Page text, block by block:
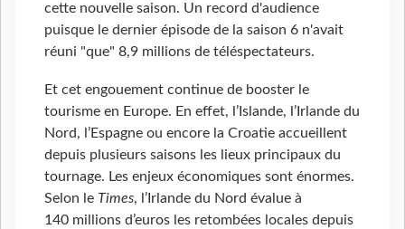
cette nouvelle saison. Un record d'audience
puisque le dernier épisode de la saison 6 n'avait
réuni "que" 8,9 millions de téléspectateurs.
Et cet engouement continue de booster le
tourisme en Europe. En effet, l’Islande, l’Irlande du
Nord, l’Espagne ou encore la Croatie accueillent
depuis plusieurs saisons les lieux principaux du
tournage. Les enjeux économiques sont énormes.
Selon le Times, l’Irlande du Nord évalue à
140 millions d’euros les retombées locales depuis